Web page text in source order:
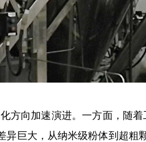
向加速演进。一方面，随着
巨大，从纳米级粉体到超